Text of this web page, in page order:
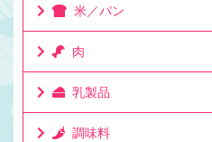
米／パン
肉
乳製品
調味料